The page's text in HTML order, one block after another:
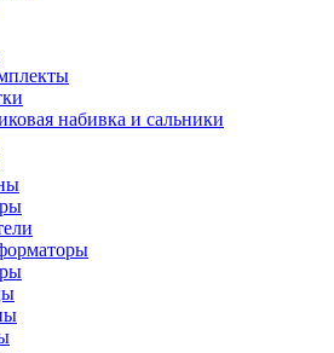
набивка и сальники